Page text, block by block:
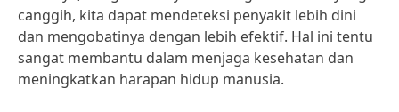
canggih, kita dapat mendeteksi penyakit lebih dini
dan mengobatinya dengan lebih efektif. Hal ini tentu
sangat membantu dalam menjaga kesehatan dan
meningkatkan harapan hidup manusia.